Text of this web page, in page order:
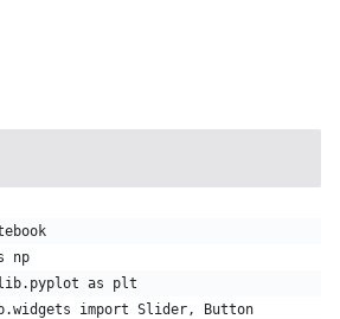
np
as plt
import Slider, Button